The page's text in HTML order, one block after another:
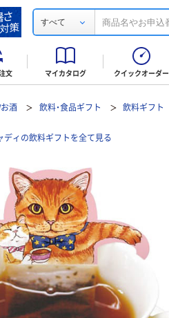
すべて
文 マイカタログ クイックオーダー
酒 飲料・食品ギフト 飲料ギフト
ディの飲料ギフトを全て見る